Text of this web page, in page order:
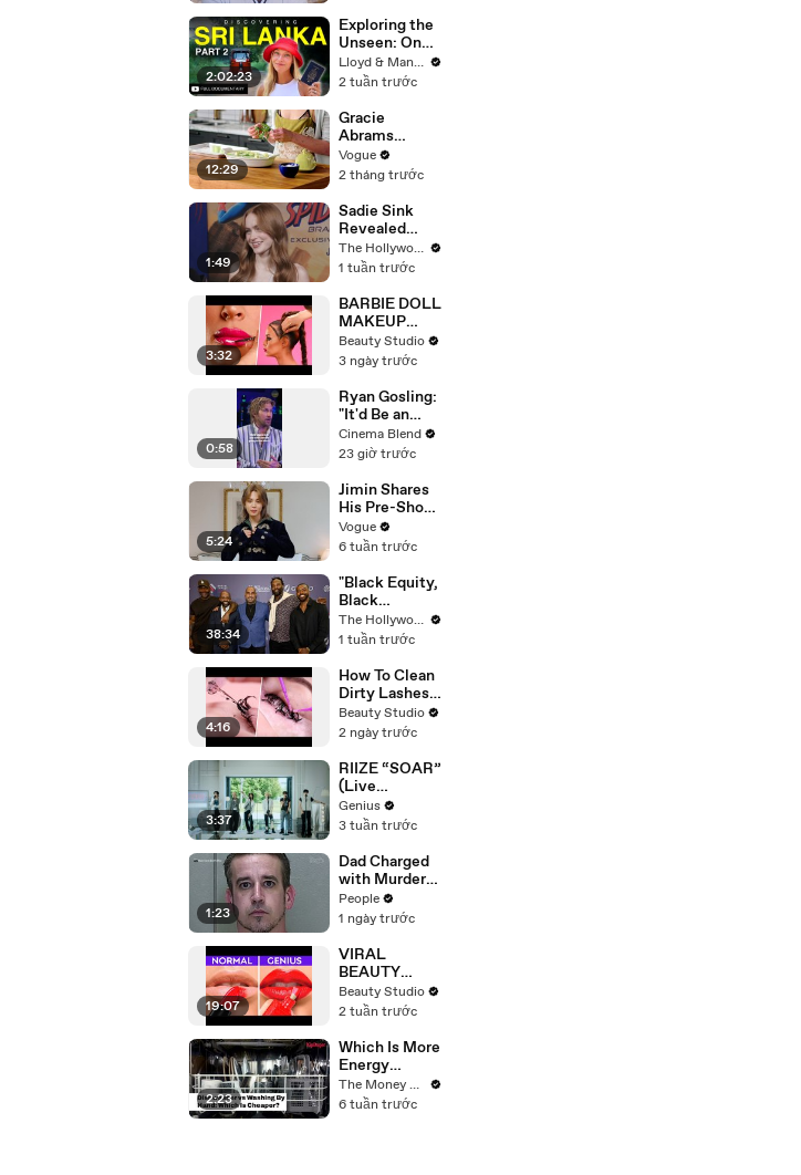
to 'Black
Panther' |
SDCC 2026
2:02:23
Exploring the
Unseen: One
Month in Sri
Lanka - Travel
(PART 2)
Lloyd & Mandy
2 tuần trước
12:29
Gracie
Abrams
Cooks
French-
Vogue
2 tháng trước
1:49
Sadie Sink
Revealed
'Spider-Man:
Brand New
to Her
'Stranger
Things' Cast
Mates | THR
Video
The Hollywood Reporter
1 tuần trước
3:32
BARBIE DOLL
MAKEUP
TRANSFORM
ATION
Beauty Studio
3 ngày trước
0:58
Ryan Gosling:
"It'd Be an
Awful Big
Waste of
Aliens Didn't
Exist
Cinema Blend
23 giờ trước
5:24
Jimin Shares
His Pre-Show
Superstitions,
Favorite
Meal, and
More Before
the Dior Show
Vogue
6 tuần trước
38:34
"Black Equity,
Black
Excellence:
The Power of
Panel | Social
Impact
Summit
The Hollywood Reporter
1 tuần trước
4:16
How To Clean
Dirty Lashes
Extensions
Beauty Studio
2 ngày trước
3:37
RIIZE “SOAR”
(Live
Performance)
| Open Mic
Genius
3 tuần trước
1:23
Dad Charged
with Murder
After
Allegedly
Using a Leaf
Blower on
Infant Son
Because He
Thought It
Was Funny
People
1 ngày trước
19:07
VIRAL
BEAUTY
HACKS THAT
REALLY
Beauty Studio
2 tuần trước
2:23
Which Is More
Energy
Efficient:
Dishwasher
The Money Edit
6 tuần trước